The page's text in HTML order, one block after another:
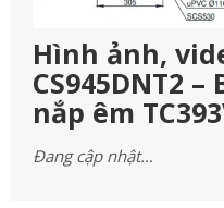
Hình ảnh,
CS945DNT2
nắp êm
Đang cập nhật…